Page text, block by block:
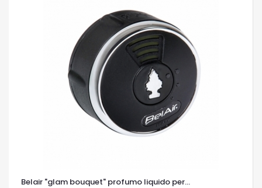
Belair "glam bouquet" profumo liquido per...